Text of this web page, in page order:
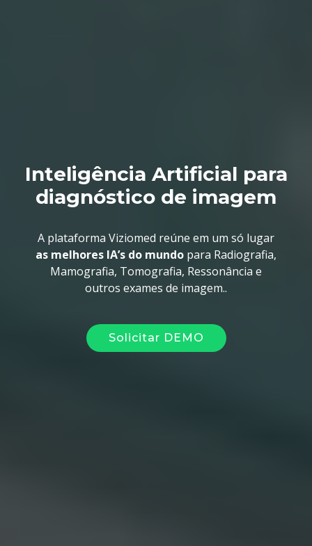
Inteligência Artificial para
diagnóstico de imagem
A plataforma Viziomed reúne em um só lugar
as melhores IA’s do mundopara Radiografia,
Mamografia, Tomografia, Ressonância e
outros exames de imagem..
Solicitar DEMO